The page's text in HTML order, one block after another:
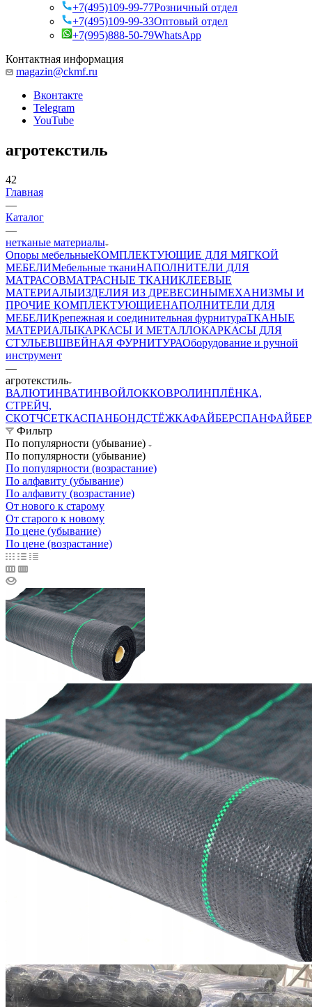
+7(495)109-99-77Розничный отдел
+7(495)109-99-33Оптовый отдел
+7(995)888-50-79WhatsApp
Контактная информация
magazin@ckmf.ru
Вконтакте
Telegram
YouTube
агротекстиль
42
Главная
—
Каталог
—
нетканые материалы
Опоры мебельныеКОМПЛЕКТУЮЩИЕ ДЛЯ МЯГКОЙ
МЕБЕЛИМебельные тканиНАПОЛНИТЕЛИ ДЛЯ
МАТРАСОВМАТРАСНЫЕ ТКАНИКЛЕЕВЫЕ
МАТЕРИАЛЫИЗДЕЛИЯ ИЗ ДРЕВЕСИНЫМЕХАНИЗМЫ И
ПРОЧИЕ КОМПЛЕКТУЮЩИЕНАПОЛНИТЕЛИ ДЛЯ
МЕБЕЛИКрепежная и соединительная фурнитураТКАНЫЕ
МАТЕРИАЛЫКАРКАСЫ И МЕТАЛЛОКАРКАСЫ ДЛЯ
СТУЛЬЕВШВЕЙНАЯ ФУРНИТУРАОборудование и ручной
инструмент
—
агротекстиль
ВАЛЮТИНВАТИНВОЙЛОККОВРОЛИНПЛЁНКА,
СТРЕЙЧ,
СКОТЧСЕТКАСПАНБОНДСТЁЖКАФАЙБЕРСПАН
Фильтр
По популярности (убывание)
По популярности (убывание)
По популярности (возрастание)
По алфавиту (убывание)
По алфавиту (возрастание)
От нового к старому
От старого к новому
По цене (убывание)
По цене (возрастание)